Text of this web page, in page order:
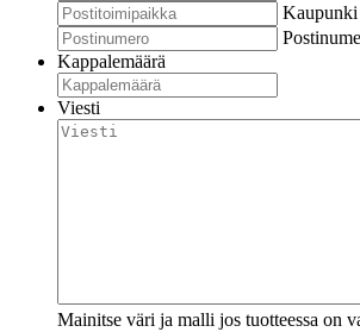
Kaupunki
Kappalemäärä
Viesti
Mainitse väri ja malli jos tuotteessa on